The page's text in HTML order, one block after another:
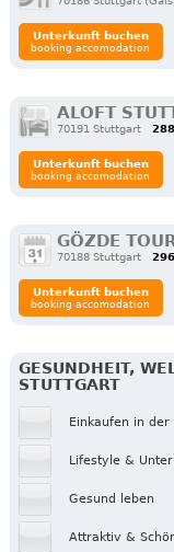
Unterkunft buchen
booking accomodation
ALOFT
70191 Stuttgart
Unterkunft buchen
booking accomodation
GÖZDE
70188 Stuttgart
Unterkunft buchen
booking accomodation
GESUNDHEIT,
STUTTGART
Einkaufen in der
Lifestyle &
Gesund leben
Attraktiv &